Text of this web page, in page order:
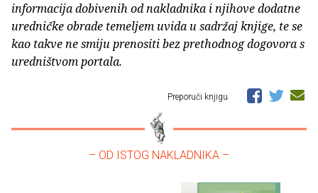
informacija dobivenih od nakladnika i njihove dodatne
uredničke obrade temeljem uvida u sadržaj knjige, te se
kao takve ne smiju prenositi bez prethodnog dogovora s
uredništvom portala.
Preporuči knjigu
– OD ISTOG NAKLADNIKA –